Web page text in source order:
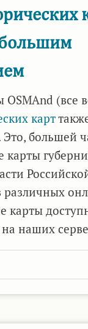
большим
(все
карт
Это, большей
карты
карты
наших